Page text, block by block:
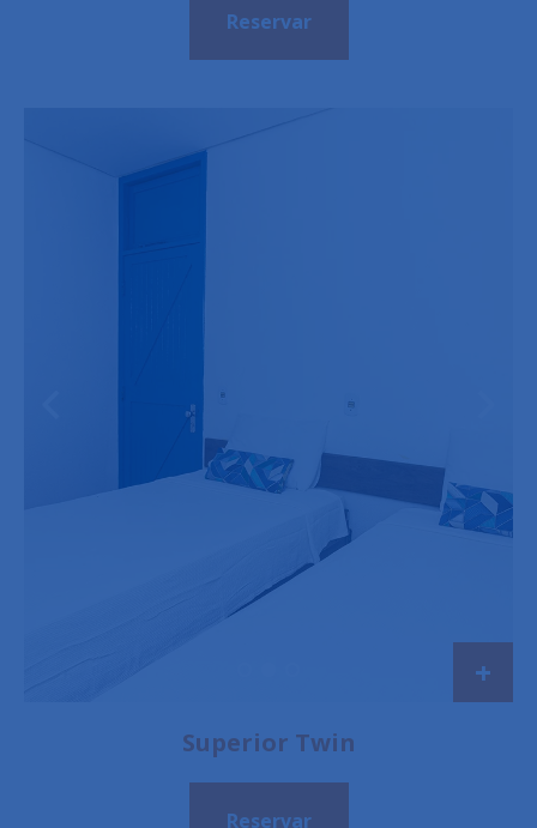
Reservar
+
Superior Twin
Reservar